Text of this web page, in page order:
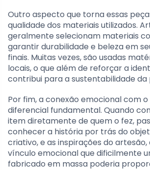
Outro aspecto que torna essas
qualidade dos materiais utilizados.
geralmente selecionam materiais
garantir durabilidade e beleza em
finais. Muitas vezes, são usadas
locais, o que além de reforçar a
contribui para a sustentabilidade da
Por fim, a conexão emocional com
diferencial fundamental. Quando
item diretamente de quem o fez,
conhecer a história por trás do
criativo, e as inspirações do
vínculo emocional que dificilmente
fabricado em massa poderia